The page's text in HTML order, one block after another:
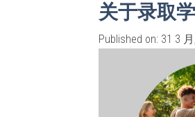
关于录取
Published on: 31 3